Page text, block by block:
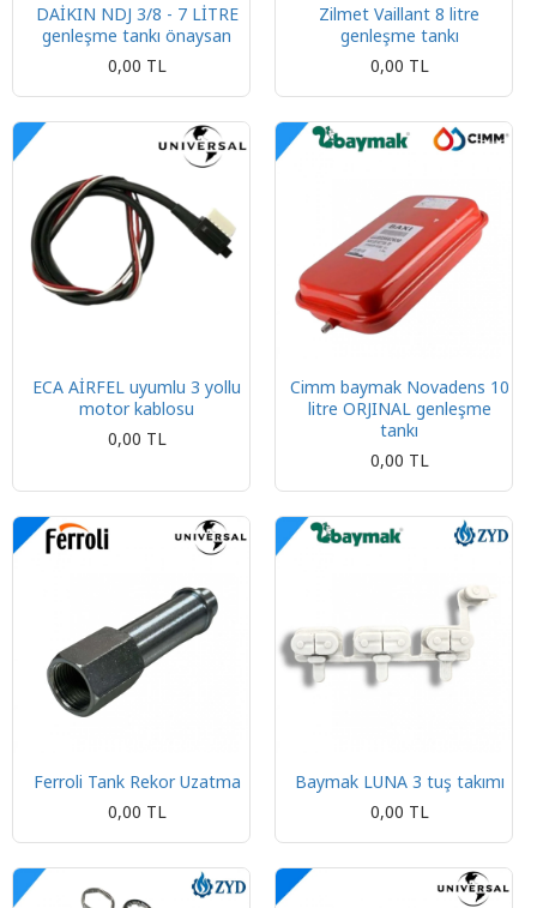
DAİKIN NDJ 3/8 - 7 LİTRE
genleşme tankı önaysan
0,00 TL
Zilmet Vaillant 8 litre
genleşme tankı
0,00 TL
ECA AİRFEL uyumlu 3 yollu
motor kablosu
0,00 TL
Cimm baymak Novadens 10
litre ORJINAL genleşme
tankı
0,00 TL
Ferroli Tank Rekor Uzatma
0,00 TL
Baymak LUNA 3 tuş takımı
0,00 TL